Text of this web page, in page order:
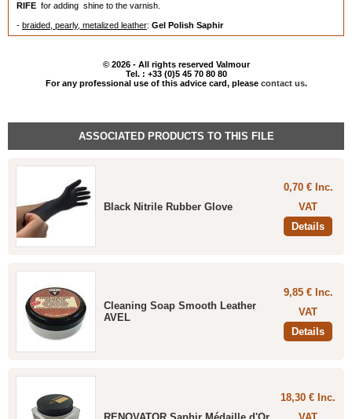
RIFE for adding shine to the varnish.
- braided, pearly, metalized leather: Gel Polish Saphir
- The leathers used for clothing are thinner than those used for shoes and furniture,
therefore don't overcharge (apply too much of a product).
- Before wearing your article of clothing for the first time useSuper Invulner
to proctect it against water, grease and snow stains. Renew the
invisible) non greasy formula will not harm the leather and lets it breathe.
These maintenance products can be easily applied with one of our Polishing
Clothsor even better with
© 2026 - All rights reserved Valmour
Tel. : +33 (0)5 45 70 80 80
For any professional use of this advice card, please contact us.
ASSOCIATED PRODUCTS TO THIS FILE
Black Nitrile Rubber Glove
0,70 € Inc.
VAT
Details
Cleaning Soap Smooth Leather
AVEL
9,85 € Inc.
VAT
Details
RENOVATOR Saphir Médaille d'Or
18,30 € Inc.
VAT